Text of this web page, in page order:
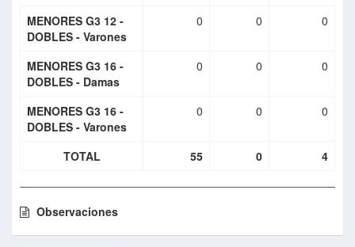
MENORES G3 12 -
DOBLES - Varones
0 0 0
MENORES G3 16 -
DOBLES - Damas
0 0 0
MENORES G3 16 -
DOBLES - Varones
0 0 0
TOTAL 55 0 4
Observaciones